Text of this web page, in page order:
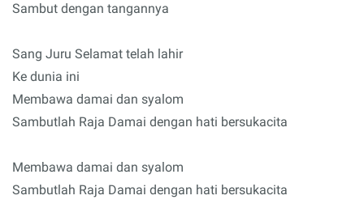
Sambut dengan tangannya
Sang Juru Selamat telah lahir
Ke dunia ini
Membawa damai dan syalom
Sambutlah Raja Damai dengan hati bersukacita
Membawa damai dan syalom
Sambutlah Raja Damai dengan hati bersukacita